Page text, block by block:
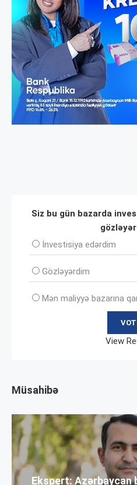
Siz bu gün bazarda
İnvеstisiya edərdim
Gözləyərdim
Mən maliyyə bazarına
View
Müsahibə
Ekspert: Azərbaycan